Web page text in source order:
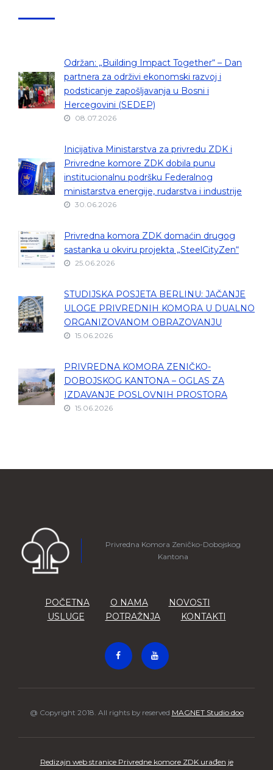
Održan: „Building Impact Together“ – Dan
partnera za održivi ekonomski razvoj i
podsticanje zapošljavanja u Bosni i
Hercegovini (SEDEP)
08.07.2026
Inicijativa Ministarstva za privredu ZDK i
Privredne komore ZDK dobila punu
institucionalnu podršku Federalnog
ministarstva energije, rudarstva i industrije
30.06.2026
Privredna komora ZDK domaćin drugog
sastanka u okviru projekta „SteelCityZen“
25.06.2026
STUDIJSKA POSJETA BERLINU: JAČANJE
ULOGE PRIVREDNIH KOMORA U DUALNO
ORGANIZOVANOM OBRAZOVANJU
15.06.2026
PRIVREDNA KOMORA ZENIČKO-
DOBOJSKOG KANTONA – OGLAS ZA
IZDAVANJE POSLOVNIH PROSTORA
15.06.2026
Privredna Komora Zeničko-Dobojskog
Kantona
POČETNA O NAMA
NOVOSTI
USLUGE
POTRAŽNJA KONTAKTI
@ Copyright 2018. All rights by reserved MAGNET Studio doo
Redizajn web stranice Privredne komore ZDK urađen je